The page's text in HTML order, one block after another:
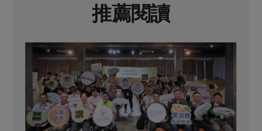
推薦閱讀